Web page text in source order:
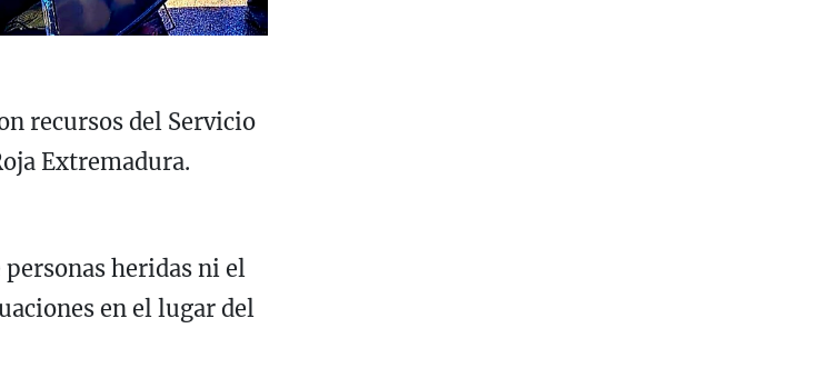
recursos del Servicio
Extremadura.
heridas ni el
en el lugar del